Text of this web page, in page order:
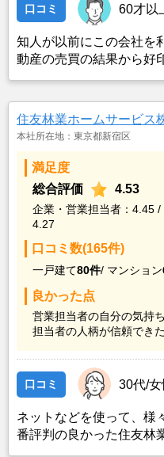
口コミ 60才以
知人が以前にこの会社を
動産の売買の結果から好
ったので、利用した。
住友林業ホームサービス
本社所在地：東京都新宿区
満足度
総合評価
4.53
企業・営業担当者：4.45 /
4.27
口コミ数(165件)
一戸建て80件/ マンション
良かった点
営業担当者の自分の気持
担当者の人柄が信頼でき
口コミ 30代/女
ネットなどを使って、様
番評判の良かった住友林